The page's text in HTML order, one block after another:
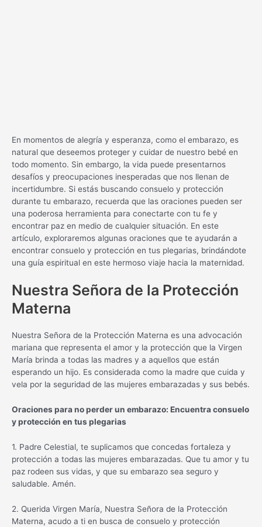
En momentos de alegría y esperanza, como el embarazo, es
natural que deseemos proteger y cuidar de nuestro bebé en
todo momento. Sin embargo, la vida puede presentarnos
desafíos y preocupaciones inesperadas que nos llenan de
incertidumbre. Si estás buscando consuelo y protección
durante tu embarazo, recuerda que las oraciones pueden ser
una poderosa herramienta para conectarte con tu fe y
encontrar paz en medio de cualquier situación. En este
artículo, exploraremos algunas oraciones que te ayudarán a
encontrar consuelo y protección en tus plegarias, brindándote
una guía espiritual en este hermoso viaje hacia la maternidad.
Nuestra Señora de la Protección
Materna
Nuestra Señora de la Protección Materna es una advocación
mariana que representa el amor y la protección que la Virgen
María brinda a todas las madres y a aquellos que están
esperando un hijo. Es considerada como la madre que cuida y
vela por la seguridad de las mujeres embarazadas y sus bebés.
Oraciones para no perder un embarazo: Encuentra consuelo
y protección en tus plegarias
1. Padre Celestial, te suplicamos que concedas fortaleza y
protección a todas las mujeres embarazadas. Que tu amor y tu
paz rodeen sus vidas, y que su embarazo sea seguro y
saludable. Amén.
2. Querida Virgen María, Nuestra Señora de la Protección
Materna, acudo a ti en busca de consuelo y protección